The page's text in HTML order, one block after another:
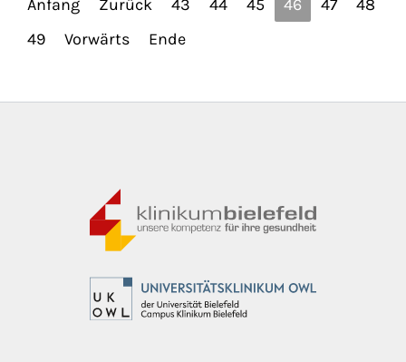
Anfang Zurück 43 44 45 46 47
48
49
Vorwärts Ende